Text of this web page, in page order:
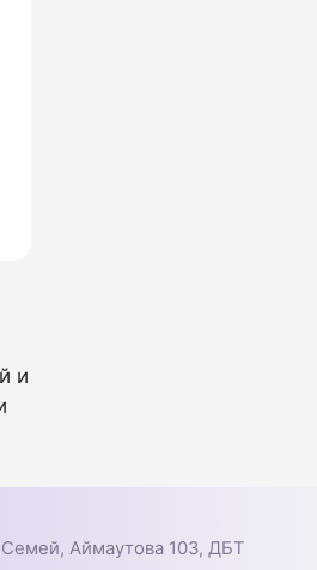
и
Аймаутова 103, ДБТ